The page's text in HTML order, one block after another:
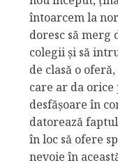
întoarcem la
doresc să merg
colegii și să
de clasă o
care ar da orice
desfășoare în
datorează
în loc să ofere
nevoie în